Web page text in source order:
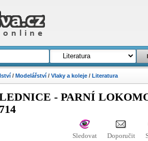
/ Modelářství/ Vlaky a koleje/ Literatura
- PARNÍ
Sledovat Doporučit